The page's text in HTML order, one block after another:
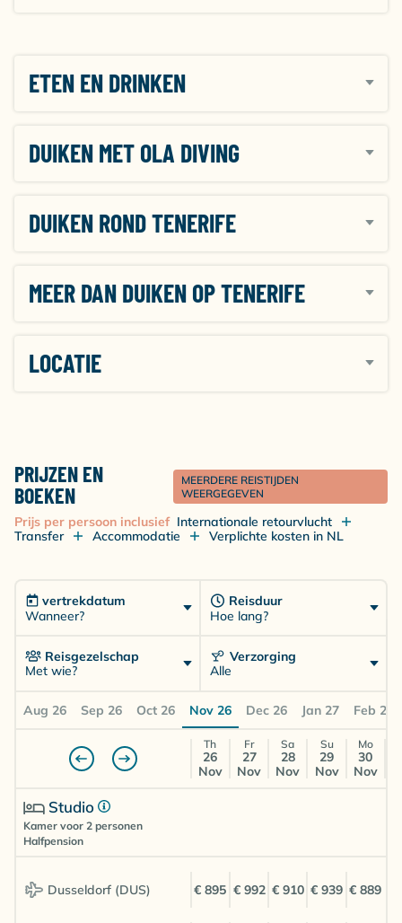
ETEN EN DRINKEN
DUIKEN MET OLA DIVING
DUIKEN ROND TENERIFE
MEER DAN DUIKEN OP TENERIFE
LOCATIE
PRIJZEN EN
BOEKEN
MEERDERE REISTIJDEN
WEERGEGEVEN
Prijs per persoon inclusief Internationale retourvlucht
Transfer
Accommodatie Verplichte kosten in NL
vertrekdatum
Wanneer?
Reisduur
Hoe lang?
Reisgezelschap
Met wie?
Verzorging
Alle
Aug 26 Sep 26 Oct 26 Nov 26 Dec 26 Jan 27 Feb 27
Th
26
Nov
Fr
27
Nov
Sa
28
Nov
Su
29
Nov
Mo
30
Nov
Studio
Kamer voor 2 personen
Halfpension
Dusseldorf (DUS) € 895 € 992 € 910 € 939 € 889